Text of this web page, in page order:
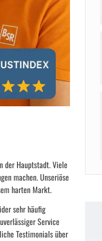
der Hauptstadt. Viele
machen. Unseriöse
harten Markt.
sehr häufig
Service
Testimonials über